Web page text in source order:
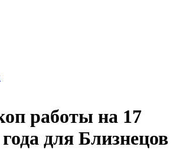
работы на 17
для Близнецов